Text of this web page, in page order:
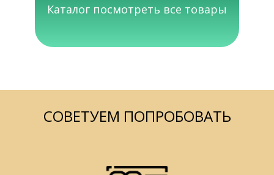
Каталог посмотреть все товары
СОВЕТУЕМ ПОПРОБОВАТЬ